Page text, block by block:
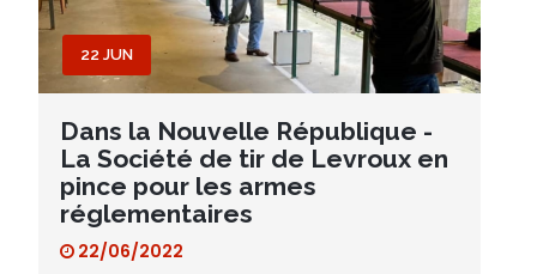
22 JUN
Dans la Nouvelle République -
La Société de tir de Levroux en
pince pour les armes
réglementaires
22/06/2022